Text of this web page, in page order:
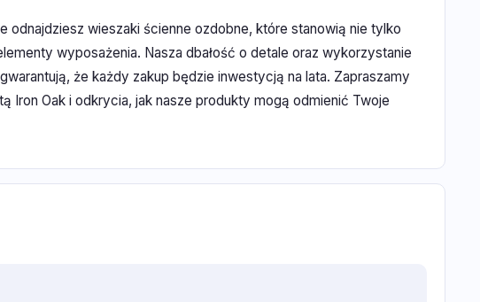
odnajdziesz wieszaki ścienne ozdobne, które stanowią nie tylko
wyposażenia. Nasza dbałość o detale oraz wykorzystanie
że każdy zakup będzie inwestycją na lata. Zapraszamy
Iron Oak i odkrycia, jak nasze produkty mogą odmienić Twoje